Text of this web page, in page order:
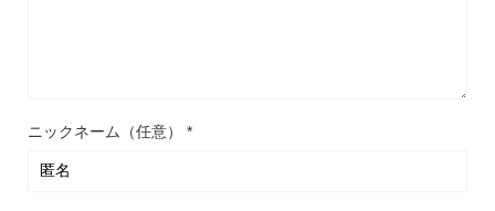
ニックネーム（任意） *